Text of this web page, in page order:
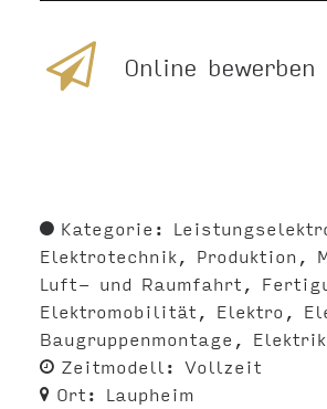
Online bewerben
Kategorie:
Elektrotechnik
Produktion
Luft- und Raumfahrt
Elektromobilität
Elektro
Baugruppenmontage
Zeitmodell: Vollzeit
Ort: Laupheim